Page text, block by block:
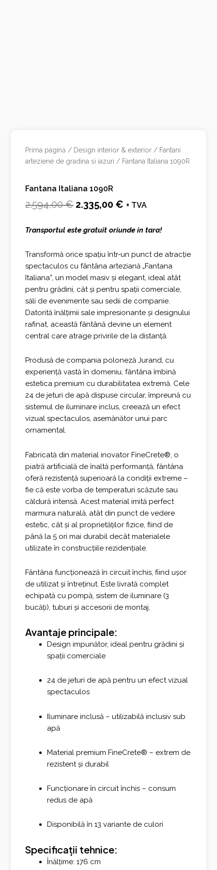
Prima pagină / Design interior & exterior / Fantani
arteziene de gradina si iazuri / Fantana Italiana 1090R
Fantana Italiana 1090R
2.594,00€ Prețul
a
fost:
2.594,00 €.
2.335,00€ Prețul
este:
2.335,00 €.
+ TVA
Transportul este gratuit oriunde in tara!
Transformă orice spațiu într-un punct de atracție
spectaculos cu fântâna arteziană „Fantana
Italiana”, un model masiv și elegant, ideal atât
pentru grădini, cât și pentru spații comerciale,
săli de evenimente sau sedii de companie.
Datorită înălțimii sale impresionante și designului
rafinat, această fântână devine un element
central care atrage privirile de la distanță.
Produsă de compania poloneză Jurand, cu
experiență vastă în domeniu, fântâna îmbină
estetica premium cu durabilitatea extremă. Cele
24 de jeturi de apă dispuse circular, împreună cu
sistemul de iluminare inclus, creează un efect
vizual spectaculos, asemănător unui parc
ornamental.
Fabricată din material inovator FineCrete®, o
piatră artificială de înaltă performanță, fântâna
oferă rezistență superioară la condiții extreme –
fie că este vorba de temperaturi scăzute sau
căldură intensă. Acest material imită perfect
marmura naturală, atât din punct de vedere
estetic, cât și al proprietăților fizice, fiind de
până la 5 ori mai durabil decât materialele
utilizate în construcțiile rezidențiale.
Fântâna funcționează în circuit închis, fiind ușor
de utilizat și întreținut. Este livrată complet
echipată cu pompă, sistem de iluminare (3
bucăți), tuburi și accesorii de montaj.
Avantaje principale:
Design impunător, ideal pentru grădini și
spații comerciale
24 de jeturi de apă pentru un efect vizual
spectaculos
Iluminare inclusă – utilizabilă inclusiv sub
apă
Material premium FineCrete® – extrem de
rezistent și durabil
Funcționare în circuit închis – consum
redus de apă
Disponibilă în 13 variante de culori
Specificații tehnice:
Înălțime: 176 cm